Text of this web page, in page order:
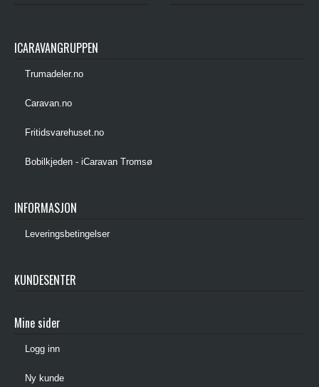
ICARAVANGRUPPEN
Trumadeler.no
Caravan.no
Fritidsvarehuset.no
Bobilkjeden - iCaravan Tromsø
INFORMASJON
Leveringsbetingelser
KUNDESENTER
Mine sider
Logg inn
Ny kunde